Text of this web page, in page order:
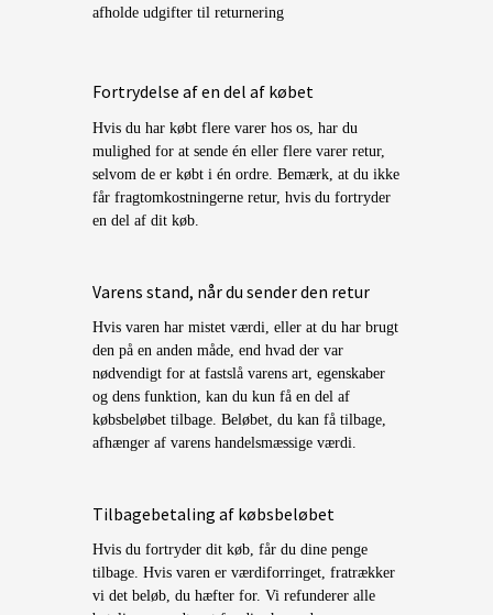
afholde udgifter til returnering
Fortrydelse af en del af købet
Hvis du har købt flere varer hos os, har du
mulighed for at sende én eller flere varer retur,
selvom de er købt i én ordre. Bemærk, at du ikke
får fragtomkostningerne retur, hvis du fortryder
en del af dit køb.
Varens stand, når du sender den retur
Hvis varen har mistet værdi, eller at du har brugt
den på en anden måde, end hvad der var
nødvendigt for at fastslå varens art, egenskaber
og dens funktion, kan du kun få en del af
købsbeløbet tilbage. Beløbet, du kan få tilbage,
afhænger af varens handelsmæssige værdi.
Tilbagebetaling af købsbeløbet
Hvis du fortryder dit køb, får du dine penge
tilbage. Hvis varen er værdiforringet, fratrækker
vi det beløb, du hæfter for. Vi refunderer alle